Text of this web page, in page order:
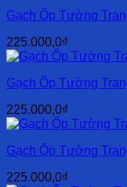
Gạch Ốp Tường
225.000,0₫
Gạch Ốp Tường
225.000,0₫
Gạch Ốp Tường
225.000,0₫